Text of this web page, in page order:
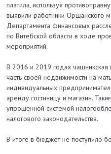
платила, используя
выявили работники Оршанского
Департамента финансовых
по Витебской области в ходе
мероприятий.
В 2016 и 2019 годах
часть своей недвижимости на
индивидуальных
аренду гостиницу и магазин.
упрощенной системой
налогового законодательства.
В итоге в бюджет не поступило